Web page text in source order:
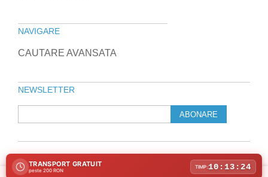
NAVIGARE
CAUTARE AVANSATA
NEWSLETTER
ABONARE
© 2010-2026 Laptop Direct
TRANSPORT GRATUIT
peste 200 RON
TIMP:10:13:24